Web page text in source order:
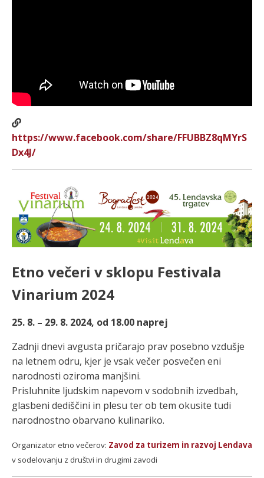
https://www.facebook.com/share/FFUBBZ8qMYrS
Dx4J/
Etno večeri v sklopu Festivala
Vinarium 2024
25. 8. – 29. 8. 2024, od 18.00 naprej
Zadnji dnevi avgusta pričarajo prav posebno vzdušje
na letnem odru, kjer je vsak večer posvečen eni
narodnosti oziroma manjšini.
Prisluhnite ljudskim napevom v sodobnih izvedbah,
glasbeni dediščini in plesu ter ob tem okusite tudi
narodnostno obarvano kulinariko.
Organizator etno večerov: Zavod za turizem in razvoj Lendava
v sodelovanju z društvi in drugimi zavodi